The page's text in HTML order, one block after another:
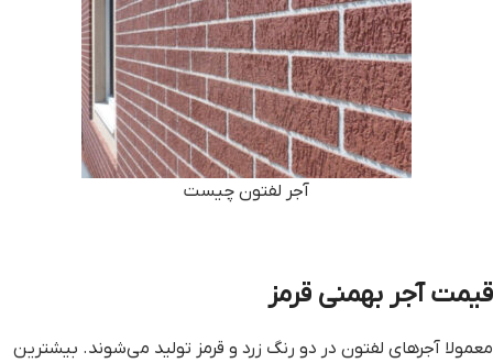
آجر لفتون چیست
قيمت آجر بهمني قرمز
معمولا آجرهای لفتون در دو رنگ زرد و قرمز تولید می‌شوند. بیشترین